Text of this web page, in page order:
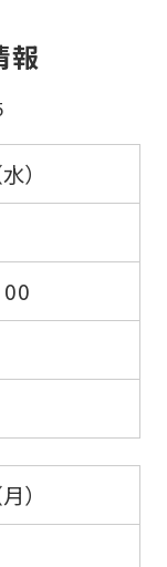
報
）
）